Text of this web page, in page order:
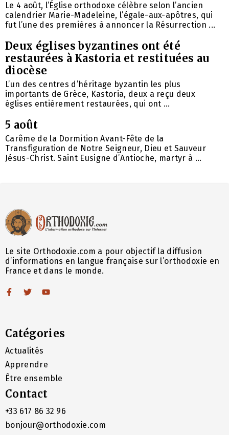
Le 4 août, l’Église orthodoxe célèbre selon l’ancien
calendrier Marie-Madeleine, l’égale-aux-apôtres, qui
fut l’une des premières à annoncer la Résurrection ...
Deux églises byzantines ont été
restaurées à Kastoria et restituées au
diocèse
L’un des centres d’héritage byzantin les plus
importants de Grèce, Kastoria, deux a reçu deux
églises entièrement restaurées, qui ont ...
5 août
Carême de la Dormition Avant-Fête de la
Transfiguration de Notre Seigneur, Dieu et Sauveur
Jésus-Christ. Saint Eusigne d’Antioche, martyr à ...
Le site Orthodoxie.com a pour objectif la diffusion
d’informations en langue française sur l’orthodoxie en
France et dans le monde.
Catégories
Actualités
Apprendre
Être ensemble
Contact
+33 617 86 32 96
bonjour@orthodoxie.com